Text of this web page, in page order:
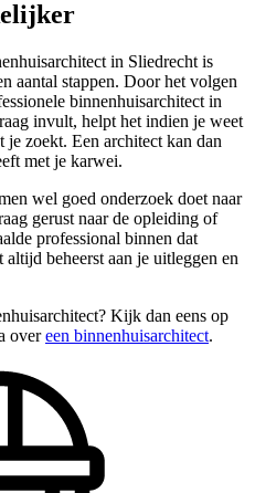
in Sliedrecht is
aantal stappen. Door het volgen
binnenhuisarchitect in
invult, helpt het indien je weet
zoekt. Een architect kan dan
met je karwei.
wel goed onderzoek doet naar
gerust naar de opleiding of
professional binnen dat
beheerst aan je uitleggen en
Kijk dan eens op
overeen binnenhuisarchitect.